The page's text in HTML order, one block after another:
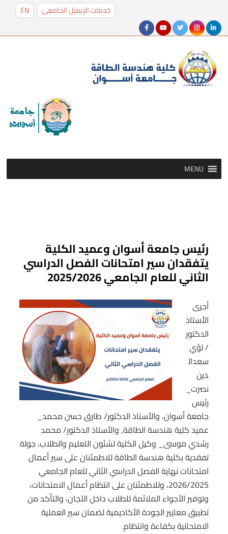
EN خدمات الإيميل الجامعى
MENU
رئيس جامعة أسوان وعميد الكلية
يتفقدان سير امتحانات الفصل الدراسي
الثاني للعام الجامعي 2025/2026
أجرى
الأستاذ
الدكتور
/ لؤي
سعدال
دين
نصرت_
رئيس
جامعة أسوان، والأستاذ الدكتور/ طارق حسن محمد_
عميد كلية هندسة الطاقة, والأستاذ الدكتور/ محمد
رشدي موسى_ وكيل الكلية لشئون التعليم والطلاب، جولة
تفقدية بكلية هندسة الطاقة للاطمئنان على سير أعمال
امتحانات نهاية الفصل الدراسي الثاني للعام الجامعي
2026/2025، وللاطمئنان على انتظام أعمال الامتحانات،
وتوفير الأجواء الملائمة للطلاب داخل اللجان، والتأكد من
تطبيق معايير الجودة الأكاديمية لضمان سير العملية
الامتحانية بكفاءة وانتظام.